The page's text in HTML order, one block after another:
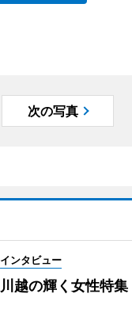
次の写真
インタビュー
川越の輝く女性特